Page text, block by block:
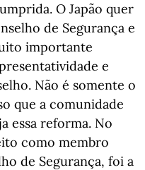
O Japão quer
de Segurança e
importante
e
Não é somente o
que a comunidade
essa reforma. No
como membro
de Segurança, foi a